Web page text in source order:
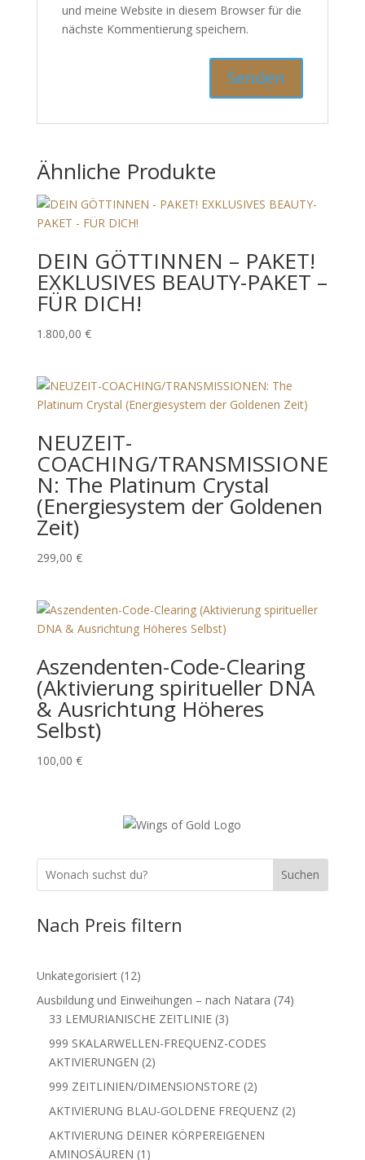
und meine Website in diesem Browser für die
nächste Kommentierung speichern.
Ähnliche Produkte
DEIN GÖTTINNEN – PAKET!
EXKLUSIVES BEAUTY-PAKET –
FÜR DICH!
1.800,00 €
NEUZEIT-
COACHING/TRANSMISSIONE
N: The Platinum Crystal
(Energiesystem der Goldenen
Zeit)
299,00 €
Aszendenten-Code-Clearing
(Aktivierung spiritueller DNA
& Ausrichtung Höheres
Selbst)
100,00 €
Suchen
Nach Preis filtern
Unkategorisiert 1212
Produkte
Ausbildung und Einweihungen – nach Natara 7474
33 LEMURIANISCHE ZEITLINIE 33
Produkte
999 SKALARWELLEN-FREQUENZ-CODES
AKTIVIERUNGEN 22
Produkte
999 ZEITLINIEN/DIMENSIONSTORE 22
Produkte
AKTIVIERUNG BLAU-GOLDENE FREQUENZ 22
AKTIVIERUNG DEINER KÖRPEREIGENEN
AMINOSÄUREN 1 1